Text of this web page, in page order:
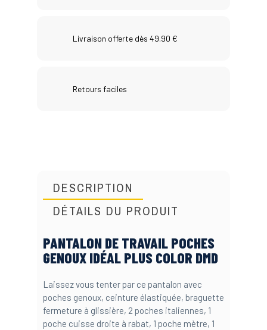
Livraison offerte dès 49.90 €
Retours faciles
DESCRIPTION
DÉTAILS DU PRODUIT
PANTALON DE TRAVAIL POCHES
GENOUX IDÉAL PLUS COLOR DMD
Laissez vous tenter par ce pantalon avec
poches genoux, ceinture élastiquée, braguette
fermeture à glissière, 2 poches italiennes, 1
poche cuisse droite à rabat, 1 poche mètre, 1